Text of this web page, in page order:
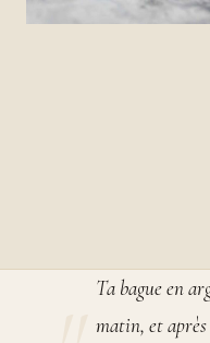
Ta bague en
matin, et